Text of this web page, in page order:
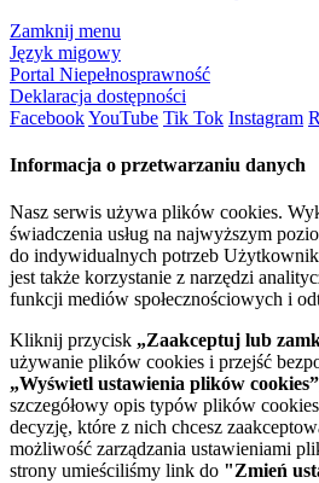
Zamknij menu
Język migowy
Portal Niepełnosprawność
Deklaracja dostępności
FacebookYouTube Tik Tok Instagram
Informacja o przetwarzaniu danych
Nasz serwis używa plików cookies.
świadczenia usług na najwyższym
do indywidualnych potrzeb
jest także korzystanie z narzędzi
funkcji mediów społecznościowych i
Kliknij przycisk „Zaakceptuj lub
używanie plików cookies i przejść
„Wyświetl ustawienia plików cookies”
szczegółowy opis typów plików
decyzję, które z nich chcesz
możliwość zarządzania ustawieniami
strony umieściliśmy link do "Zmień